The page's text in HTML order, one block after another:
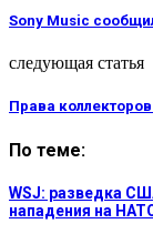
Sony Music
следующая статья
Права
По теме:
WSJ: разведка
нападения на